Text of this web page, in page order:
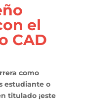
el
CAD
como
estudiante o
titulado ¡este